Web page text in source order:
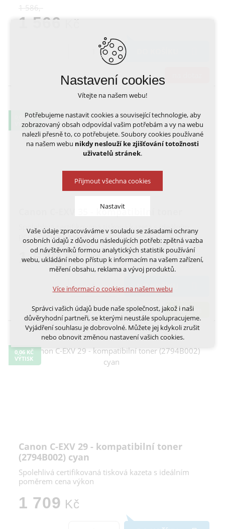
1 586,-
1 566 Kč
0,02 KČ
VÝTISK
Canon C-EXV 35 - kompatibilní toner
Spolehlivá certifikovaná tisková kazeta s ideálním
poměrem cena výkon
1 638Kč
DO KOŠÍKU
skladem
0,06 KČ
VÝTISK
Canon C-EXV 29 - kompatibilní toner
(2794B002) cyan
Spolehlivá certifikovaná tisková kazeta s ideálním
poměrem cena výkon
1 709 Kč
Nastavení cookies
Vítejte na našem webu!
Potřebujeme nastavit cookies a související technologie, aby
zobrazovaný obsah odpovídal vašim potřebám a vy na webu
nalezli přesně to, co potřebujete. Soubory cookies používané
na našem webu nikdy neslouží ke zjišťování totožnosti
uživatelů stránek.
Přijmout všechna cookies
Nastavit
Technická cookies
nutná pro provozování webu
udržení kontextu stránek (session): případná
přihlášení, volby jazyka, apod.
Volitelná cookies
analytická pro anonymizované vyhodnocení
marketingová cookies (Google, Ecomail, Sklik,
Smartsupp, Heureka)
Více informací o cookies na našem webu
Vaše údaje zpracováváme v souladu se zásadami ochrany
osobních údajů z důvodu následujících potřeb: zpětná vazba
od návštěvníků formou analytických statistik používání
webu, ukládání nebo přístup k informacím na vašem zařízení,
měření obsahu, reklama a vývoj produktů.
Více informací o cookies na našem webu
Správci vašich údajů bude naše společnost, jakož i naši
důvěryhodní partneři, se kterými neustále spolupracujeme.
Vyjádření souhlasu je dobrovolné. Můžete jej kdykoli zrušit
nebo obnovit změnou nastavení vašich cookies.
Cookies a podobné technologie dělíme na technická: nutná
pro běh webu, bez nichž nelze web používat a volitelná. Do